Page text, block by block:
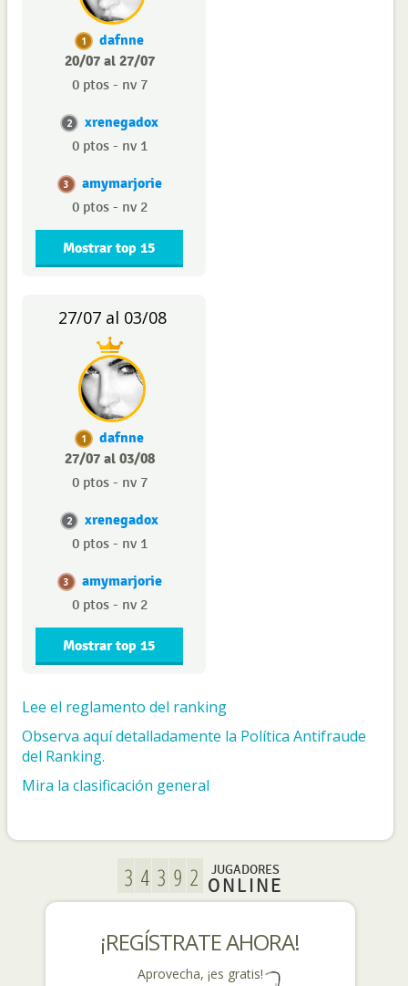
1
dafnne
20/07 al 27/07
0 ptos - nv 7
2 xrenegadox
0 ptos - nv 1
3 amymarjorie
0 ptos - nv 2
Mostrar top 15
27/07 al 03/08
1
dafnne
27/07 al 03/08
0 ptos - nv 7
2 xrenegadox
0 ptos - nv 1
3 amymarjorie
0 ptos - nv 2
Mostrar top 15
Lee el reglamento del ranking
Observa aquí detalladamente la Política Antifraude
del Ranking.
Mira la clasificación general
JUGADORES
ONLINE
¡REGÍSTRATE AHORA!
Aprovecha, ¡es gratis!